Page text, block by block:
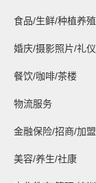
食品/生鲜/种植养殖
婚庆/摄影照片/礼仪
餐饮/咖啡/茶楼
物流服务
金融保险/招商/加盟
美容/养生/社康